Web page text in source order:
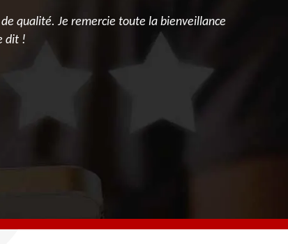
qualité. Je remercie toute la bienveillance
dit !